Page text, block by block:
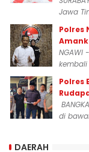
Jawa
Polres
NGAWI
Polres
di
DAERAH